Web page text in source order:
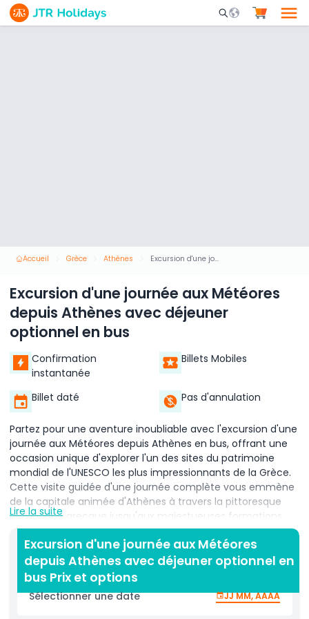
Mobile Search
Accueil Grèce Athènes Excursion d'une journée aux Météores depuis Athènes avec déjeuner optionnel en bus
Excursion d'une journée aux Météores
depuis Athènes avec déjeuner
optionnel en bus
Confirmation
instantanée
Billets Mobiles
Billet daté Pas d'annulation
Partez pour une aventure inoubliable avec l'excursion d'une
journée aux Météores depuis Athènes en bus, offrant une
occasion unique d'explorer l'un des sites du patrimoine
mondial de l'UNESCO les plus impressionnants de la Grèce.
Cette visite guidée d'une journée complète vous emmène
de la capitale animée d'Athènes à travers la pittoresque
campagne grecque jusqu'aux majestueuses formations
rocheuses des Météores, abritant des monastères vieux de
plusieurs siècles perchés haut au‑dessus du fond de la
vallée. En voyageant à bord d'un autocar confortable et
climatisé, vous profiterez d'un trajet relaxant et pittoresque
à travers la Grèce centrale. À votre arrivée, votre guide
professionnel vous conduira à travers ce paysage à couper
Lire la suite
Excursion d'une journée aux Météores
depuis Athènes avec déjeuner optionnel en
bus Prix et options
Sélectionner une date JJ MM, AAAA